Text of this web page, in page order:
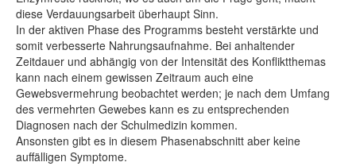
diese Verdauungsarbeit überhaupt Sinn.
In der aktiven Phase des Programms besteht verstärkte und
somit verbesserte Nahrungsaufnahme. Bei anhaltender
Zeitdauer und abhängig von der Intensität des Konfliktthemas
kann nach einem gewissen Zeitraum auch eine
Gewebsvermehrung beobachtet werden; je nach dem Umfang
des vermehrten Gewebes kann es zu entsprechenden
Diagnosen nach der Schulmedizin kommen.
Ansonsten gibt es in diesem Phasenabschnitt aber keine
auffälligen Symptome.